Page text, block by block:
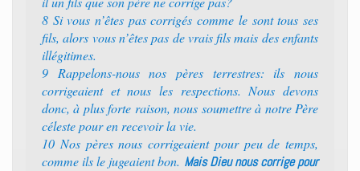
8 Si vous n’êtes pas corrigés comme le sont tous ses
fils, alors vous n’êtes pas de vrais fils mais des enfants
illégitimes.
9 Rappelons-nous nos pères terrestres: ils nous
corrigeaient et nous les respections. Nous devons
donc, à plus forte raison, nous soumettre à notre Père
céleste pour en recevoir la vie.
10 Nos pères nous corrigeaient pour peu de temps,
comme ils le jugeaient bon. Mais Dieu nous corrige pour